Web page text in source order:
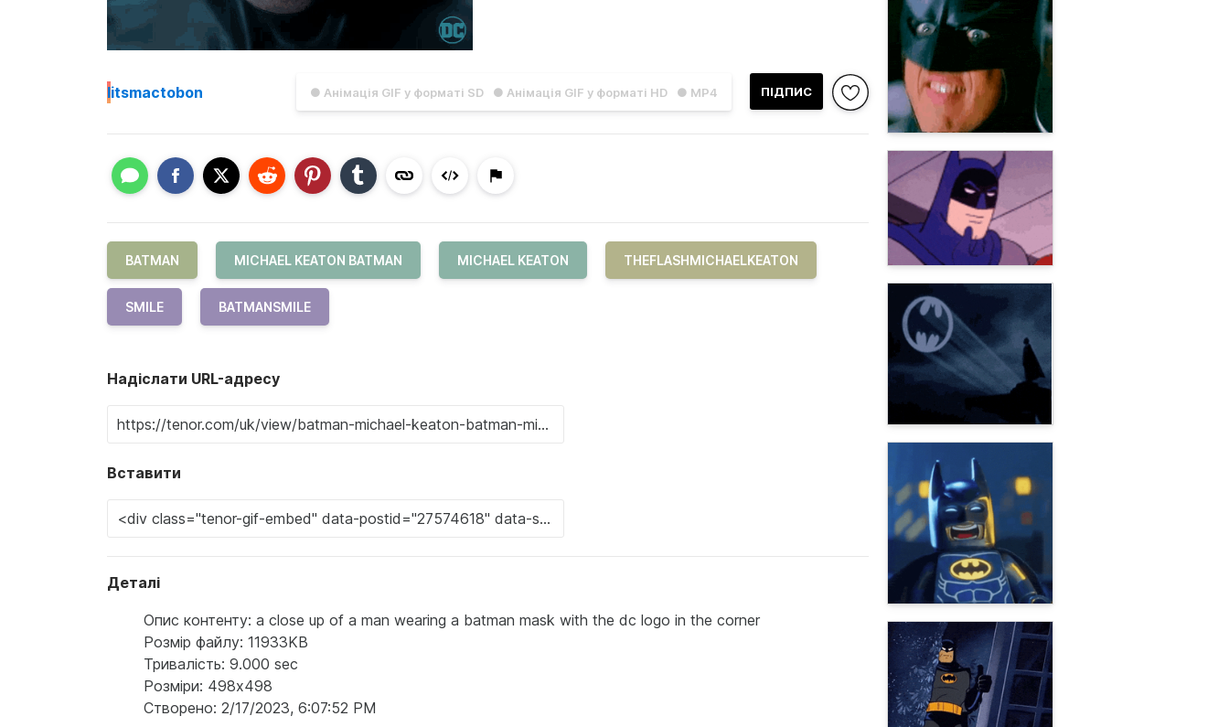
● Анімація GIF у форматі SD ● Анімація GIF у форматі HD ● MP4 ПІДПИС
Iitsmactobon
BATMAN MICHAEL KEATON BATMAN MICHAEL KEATON THEFLASHMICHAELKEATON
SMILE BATMANSMILE
Надіслати URL-адресу
Вставити
Деталі
Опис контенту: a close up of a man wearing a batman mask with the dc logo in the corner
Розмір файлу: 11933KB
Тривалість: 9.000 sec
Розміри: 498x498
Створено: 2/17/2023, 6:07:52 PM